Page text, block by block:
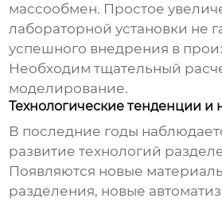
массообмен. Простое
лабораторной установки не
успешного внедрения в
Необходим тщательный
моделирование.
Технологические тенденции
В последние годы
развитие технологий
Появляются новые
разделения, новые